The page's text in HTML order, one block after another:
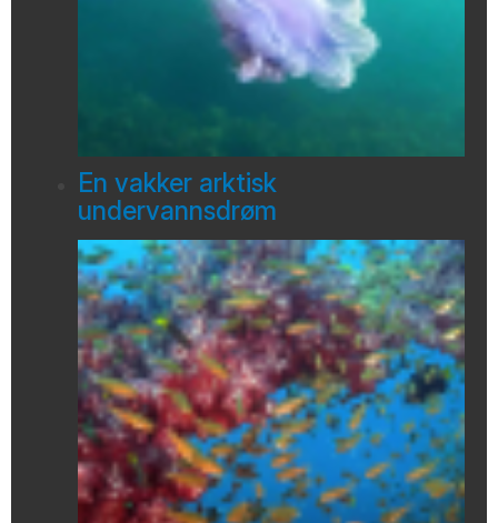
En vakker arktisk
undervannsdrøm